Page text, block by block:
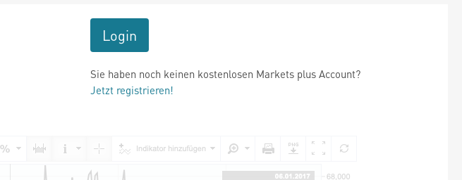
Login
Sie haben noch keinen kostenlosen Markets plus Account?
Jetzt registrieren!